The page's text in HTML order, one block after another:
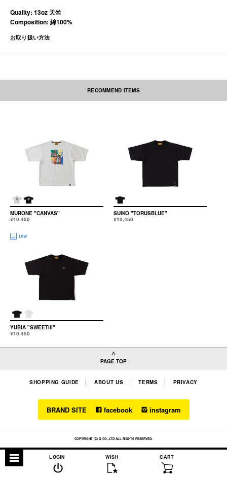
Quality: 13oz 天竺
Composition: 綿100%
お取り扱い方法
素材の性質上、多少収縮する可能性があります。洗濯後、形を整えて干して
下さい。なお自動乾燥機(タンブラー)の御使用はおさけ下さい。プリント部
分・刺繍部分・ネーム部分にはアイロンを当てないで下さい。
本製品は中国製です。
RECOMMEND ITEMS
MURONE "CANVAS"
¥10,450
SUIKO "TORUSBLUE"
¥10,450
YUBIA "SWEETiii"
¥10,450
PAGE TOP
SHOPPING GUIDE ABOUT US TERMS PRIVACY
BRAND SITE facebook instagram
CART
WISH
LOGIN
COPYRIGHT (C) Q CO.,LTD ALL RIGHTS RESERVED.